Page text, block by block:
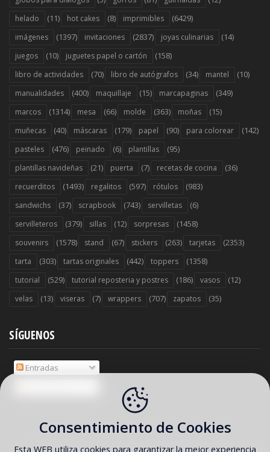
helado (11) hot cakes (8) imprimibles (6429)
imágenes (1397) invitaciones (2837) joyas culinarias (14)
juegos (10) juguetes papel o cartón (158)
libro de actividades (70) libro de autógrafos (34) mantel (10)
manualidades (400) maquillaje (15) marcapaginas (349)
marcos (1314) mesa (66) molde (363) moñas (15)
muñecas (40) máscaras (179) papel (90) para colorear (142)
pasteles (476) peinado (6) plantillas (95)
plantillas navideñas (21) puerta (7) recetas de cocina (36)
recuerditos (1493) regalitos (597) rótulos (983)
sandwichs (37) scrapbook (743) servilletas (6)
servilleteros (379) sillas (12) sorpresas (1458)
souvenirs (1578) stand (67) stickers (263) tarjetas (2353)
tarta (303) tartas originales (442) toppers (1358)
tutorial (529) tutorial reposteria y postres (186) vasos (12)
velas (13) viseras (7) wrappers (707) zapatos (35)
SÍGUENOS
Entradas
Consentimiento de Cookies
Esta WEB utiliza cookies para garantizar la mejor experiencia